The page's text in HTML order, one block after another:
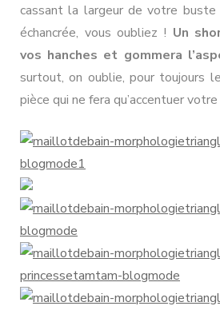
cassant la largeur de votre
échancrée, vous oubliez ! Un
vos hanches et gommera
surtout, on oublie, pour toujours
pièce qui ne fera qu’accentuer